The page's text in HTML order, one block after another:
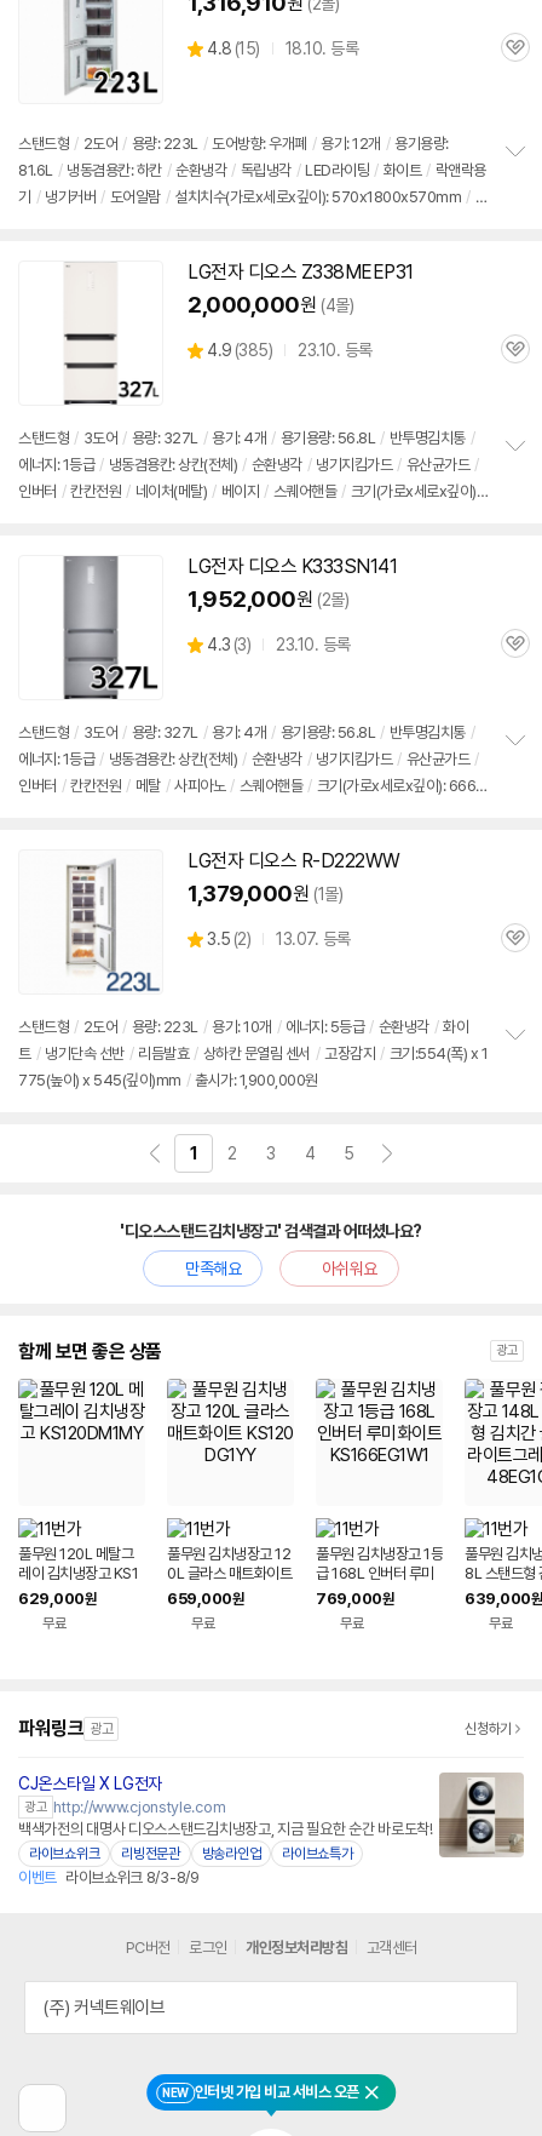
별
4.8 (상
15) 18.10. 등록
관
스탠드형 / 2도어 / 용량: 223L / 도어방향: 우개폐 / 용기: 12개 / 용기용량:
81.6L / 냉동겸용칸: 하칸 / 순환냉각 / 독립냉각 / LED라이팅 / 화이트 / 락앤락용
기 / 냉기커버 / 도어알람 / 설치치수(가로x세로x깊이): 570x1800x570mm / 크
LG전자 디오스 Z338MEEP31
2,000,000원 (4몰)
별
4.9 (상
뷰
385) 23.10. 등록
관
스탠드형 / 3도어 / 용량: 327L / 용기: 4개 / 용기용량: 56.8L / 반투명김치통 /
에너지: 1등급 / 냉동겸용칸: 상칸(전체) / 순환냉각 / 냉기지킴가드 / 유산균가드 /
인버터 / 칸칸전원 / 네이처(메탈) / 베이지 / 스퀘어핸들 / 크기(가로x세로x깊이):
LG전자 디오스 K333SN141
1,952,000원 (2몰)
별
4.3 (상
뷰
3) 23.10. 등록
관
스탠드형 / 3도어 / 용량: 327L / 용기: 4개 / 용기용량: 56.8L / 반투명김치통 /
에너지: 1등급 / 냉동겸용칸: 상칸(전체) / 순환냉각 / 냉기지킴가드 / 유산균가드 /
인버터 / 칸칸전원 / 메탈 / 사피아노 / 스퀘어핸들 / 크기(가로x세로x깊이): 666x
LG전자 디오스 R-D222WW
1,379,000원 (1몰)
별
3.5 (상
뷰
2) 13.07. 등록
관
스탠드형 / 2도어 / 용량: 223L / 용기: 10개 / 에너지: 5등급 / 순환냉각 / 화이
트 / 냉기단속 선반 / 리듬발효 / 상하칸 문열림 센서 / 고장감지 / 크기:554(폭) x 1
775(높이) x 545(깊이)mm / 출시가: 1,900,000원
1 2 3 4 5
'디오스스탠드김치냉장고' 검색결과 어떠셨나요?
만족해요
아쉬워요
함께 보면 좋은 상품 광고
풀무원 120L 메탈그
레이 김치냉장고 KS1
20DM1MY
629,000원
무료
풀무원 김치냉장고 12
0L 글라스 매트화이트
KS120DG1YY
659,000원
무료
풀무원 김치냉장고 1등
급 168L 인버터 루미
화이트 KS166EG1W
769,000원
무료
풀무원 김치
8L 스탠드형
글라스 라이
639,000원
무료
파워링크 광고 신청하기
CJ온스타일 X LG전자
광고 http://www.cjonstyle.com
백색가전의 대명사 디오스스탠드김치냉장고, 지금 필요한 순간 바로도착!
라이브쇼위크 리빙전문관 방송라인업 라이브쇼특가
이벤트 라이브쇼위크 8/3-8/9
전
NEW 인터넷 가입 비교 서비스 오픈 닫기
PC버전 로그인 개인정보처리방침 고객센터
(주) 커넥트웨이브